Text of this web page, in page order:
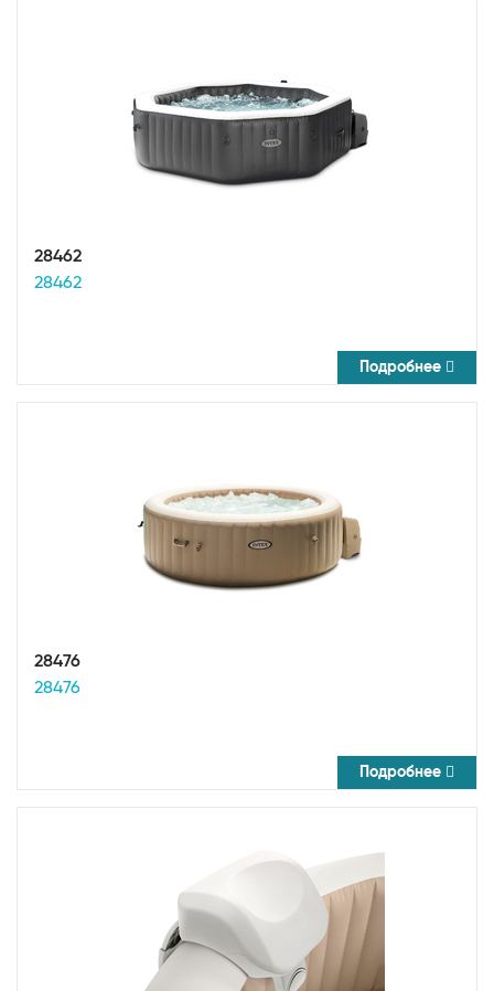
28462
28462
Подробнее
28476
28476
Подробнее